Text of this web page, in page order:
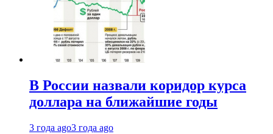
В России назвали коридор курса
доллара на ближайшие годы
3 года ago3 года ago